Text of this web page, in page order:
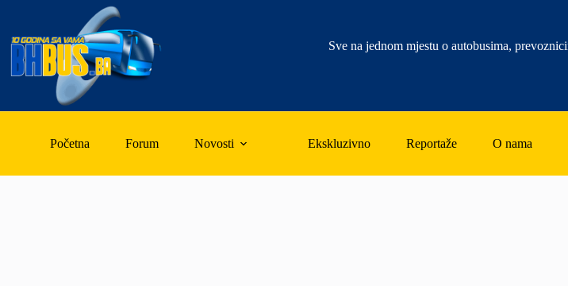
content
Sve na jednom mjestu o autobusima,
Početna Forum Novosti Ekskluzivno Reportaže O nama